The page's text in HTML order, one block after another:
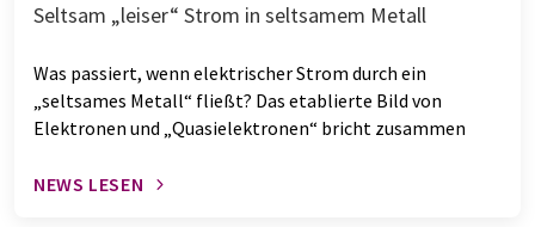
Seltsam „leiser“ Strom in seltsamem Metall
Was passiert, wenn elektrischer Strom durch ein
„seltsames Metall“ fließt? Das etablierte Bild von
Elektronen und „Quasielektronen“ bricht zusammen
NEWS LESEN